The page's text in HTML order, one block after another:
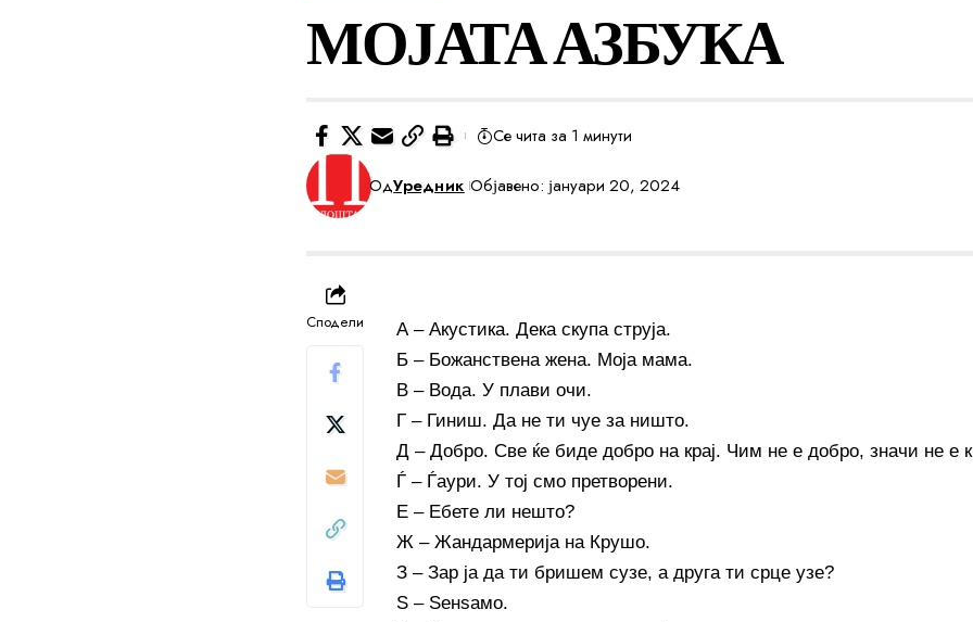
МОЈАТА АЗБУКА
ОдУредник Објавено: јануари 20, 2024
Се чита за 1 минути
Сподели
А – Акустика. Дека скупа струја.
Б – Божанствена жена. Моја мама.
В – Вода. У плави очи.
Г – Гиниш. Да не ти чуе за ништо.
Д – Добро. Све ќе биде добро на крај. Чим не е добро, значи не е
Ѓ – Ѓаури. У тој смо претворени.
Е – Ебете ли нешто?
Ж – Жандармерија на Крушо.
З – Зар ја да ти бришем сузе, а друга ти срце узе?
Ѕ – Ѕенѕамо.